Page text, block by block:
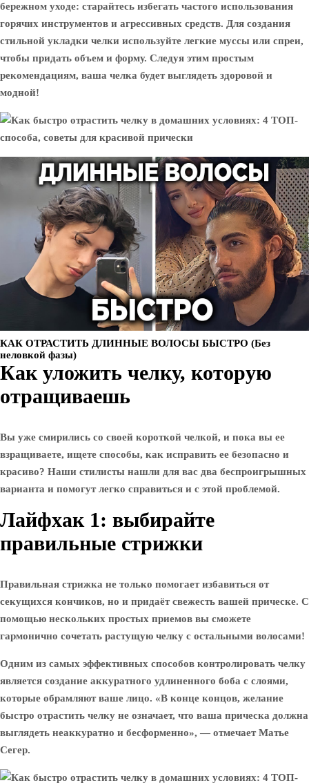
бережном уходе: старайтесь избегать частого использования
горячих инструментов и агрессивных средств. Для создания
стильной укладки челки используйте легкие муссы или спреи,
чтобы придать объем и форму. Следуя этим простым
рекомендациям, ваша челка будет выглядеть здоровой и
модной!
КАК ОТРАСТИТЬ ДЛИННЫЕ ВОЛОСЫ БЫСТРО (Без
неловкой фазы)
Как уложить челку, которую
отращиваешь
Вы уже смирились со своей короткой челкой, и пока вы ее
взращиваете, ищете способы, как исправить ее безопасно и
красиво? Наши стилисты нашли для вас два беспроигрышных
варианта и помогут легко справиться и с этой проблемой.
Лайфхак 1: выбирайте
правильные стрижки
Правильная стрижка не только помогает избавиться от
секущихся кончиков, но и придаёт свежесть вашей прическе. С
помощью нескольких простых приемов вы сможете
гармонично сочетать растущую челку с остальными волосами!
Одним из самых эффективных способов контролировать челку
является создание аккуратного удлиненного боба с слоями,
которые обрамляют ваше лицо. «В конце концов, желание
быстро отрастить челку не означает, что ваша прическа должна
выглядеть неаккуратно и бесформенно», — отмечает Матье
Сегер.